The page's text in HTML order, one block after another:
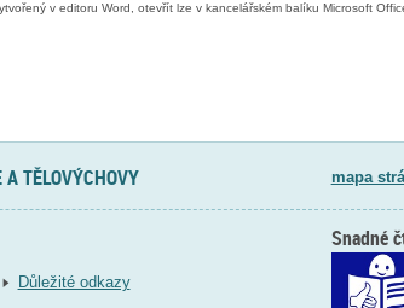
v editoru Word, otevřít lze v kancelářském balíku Microsoft
TĚLOVÝCHOVY mapa
Důležité odkazy
Snadné